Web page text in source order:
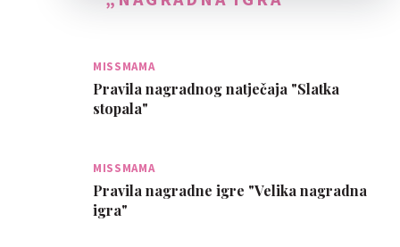
MISSMAMA
Pravila nagradnog natječaja "Slatka
stopala"
MISSMAMA
Pravila nagradne igre "Velika nagradna
igra"